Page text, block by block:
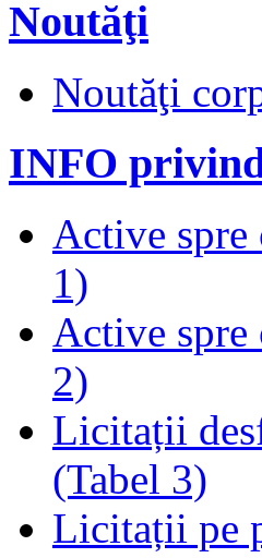
Noutăţi
Noutăţi
INFO
Active
1)
Active
2)
Licitații
(Tabel 3)
Licitații pe